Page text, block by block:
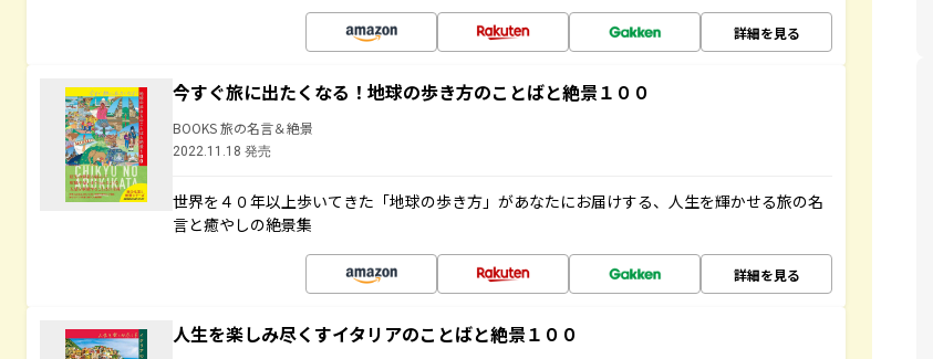
詳細を見る
今すぐ旅に出たくなる！地球の歩き方のことばと絶景１００
BOOKS 旅の名言＆絶景
2022.11.18 発売
世界を４０年以上歩いてきた「地球の歩き方」があなたにお届けする、人生を輝かせる旅の名
言と癒やしの絶景集
詳細を見る
人生を楽しみ尽くすイタリアのことばと絶景１００